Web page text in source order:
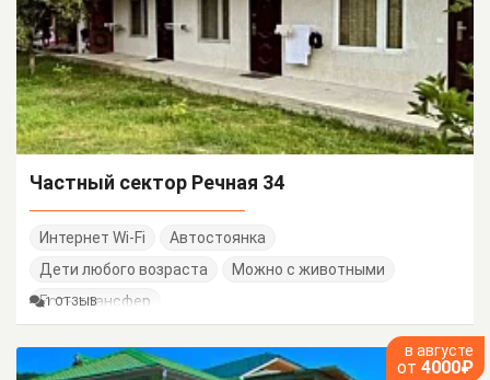
Частный сектор Речная 34
Интернет Wi-Fi
Автостоянка
Дети любого возраста
Можно с животными
Есть трансфер
1 ОТЗЫВ
в августе
от 4000₽